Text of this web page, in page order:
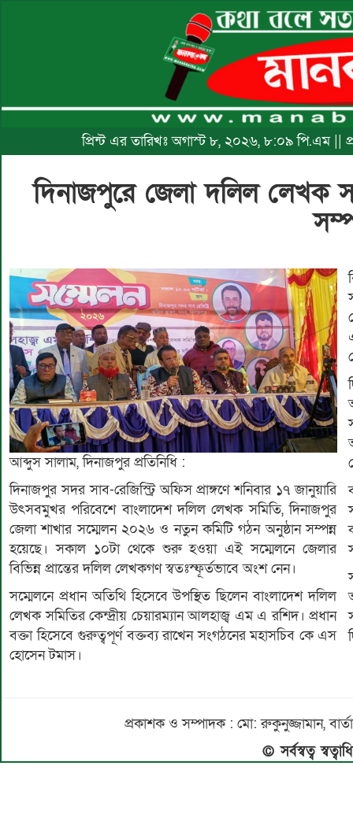
প্রিন্ট এর তারিখঃ অগাস্ট ৮, ২০২৬, ৮:০৯ পি.এম ||
​দিনাজপুরে জেলা দলিল লেখক
আব্দুস সালাম, দিনাজপুর প্রতিনিধি :
​দিনাজপুর সদর সাব-রেজিস্ট্রি অফিস প্রাঙ্গণে শনিবার ১৭ জানুয়ারি
উৎসবমুখর পরিবেশে বাংলাদেশ দলিল লেখক সমিতি, দিনাজপুর
জেলা শাখার সম্মেলন ২০২৬ ও নতুন কমিটি গঠন অনুষ্ঠান সম্পন্ন
হয়েছে। সকাল ১০টা থেকে শুরু হওয়া এই সম্মেলনে জেলার
বিভিন্ন প্রান্তের দলিল লেখকগণ স্বতঃস্ফূর্তভাবে অংশ নেন।
​সম্মেলনে প্রধান অতিথি হিসেবে উপস্থিত ছিলেন বাংলাদেশ দলিল
লেখক সমিতির কেন্দ্রীয় চেয়ারম্যান আলহাজ্ব এম এ রশিদ। প্রধান
বক্তা হিসেবে গুরুত্বপূর্ণ বক্তব্য রাখেন সংগঠনের মহাসচিব কে এস
হোসেন টমাস।
প্রকাশক ও সম্পাদক : মো: রুকুনুজ্জামান,
© সর্বস্বত্ব